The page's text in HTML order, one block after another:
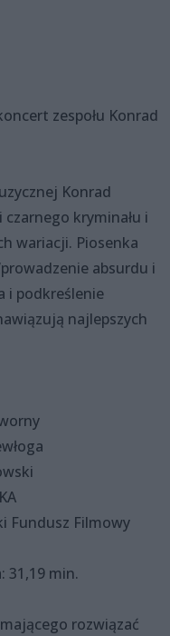
zespołu Konrad
Konrad
kryminału i
wariacji. Piosenka
absurdu i
i podkreślenie
najlepszych
Fundusz Filmowy
31,19 min.
rozwiązać